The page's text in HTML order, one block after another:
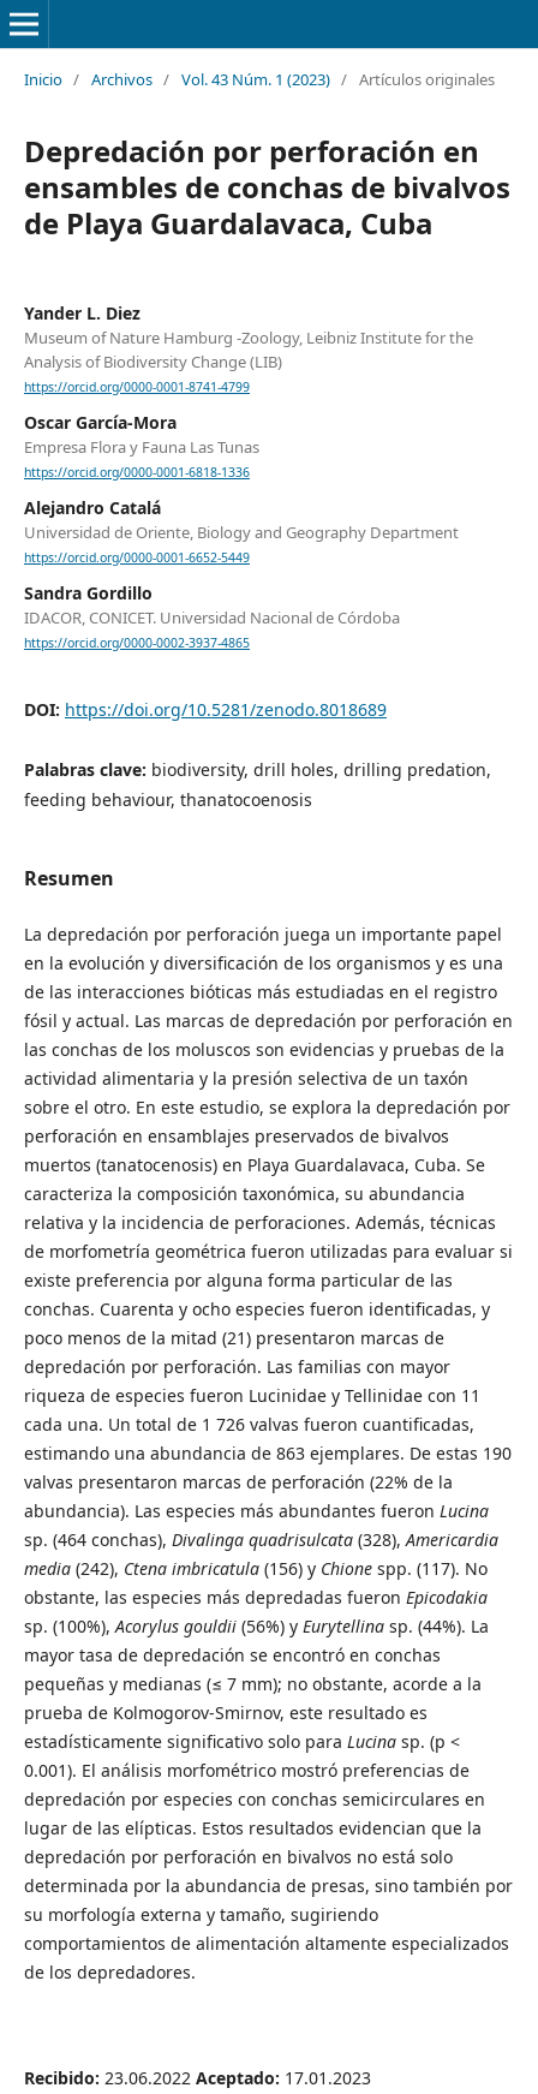
Inicio / Archivos / Vol. 43 Núm. 1 (2023) / Artículos originales
Depredación por perforación en
ensambles de conchas de bivalvos
de Playa Guardalavaca, Cuba
Yander L. Diez
Museum of Nature Hamburg -Zoology, Leibniz Institute for the
Analysis of Biodiversity Change (LIB)
https://orcid.org/0000-0001-8741-4799
Oscar García-Mora
Empresa Flora y Fauna Las Tunas
https://orcid.org/0000-0001-6818-1336
Alejandro Catalá
Universidad de Oriente, Biology and Geography Department
https://orcid.org/0000-0001-6652-5449
Sandra Gordillo
IDACOR, CONICET. Universidad Nacional de Córdoba
https://orcid.org/0000-0002-3937-4865
DOI: https://doi.org/10.5281/zenodo.8018689
Palabras clave: biodiversity, drill holes, drilling predation,
feeding behaviour, thanatocoenosis
Resumen
La depredación por perforación juega un importante papel
en la evolución y diversificación de los organismos y es una
de las interacciones bióticas más estudiadas en el registro
fósil y actual. Las marcas de depredación por perforación en
las conchas de los moluscos son evidencias y pruebas de la
actividad alimentaria y la presión selectiva de un taxón
sobre el otro. En este estudio, se explora la depredación por
perforación en ensamblajes preservados de bivalvos
muertos (tanatocenosis) en Playa Guardalavaca, Cuba. Se
caracteriza la composición taxonómica, su abundancia
relativa y la incidencia de perforaciones. Además, técnicas
de morfometría geométrica fueron utilizadas para evaluar si
existe preferencia por alguna forma particular de las
conchas. Cuarenta y ocho especies fueron identificadas, y
poco menos de la mitad (21) presentaron marcas de
depredación por perforación. Las familias con mayor
riqueza de especies fueron Lucinidae y Tellinidae con 11
cada una. Un total de 1 726 valvas fueron cuantificadas,
estimando una abundancia de 863 ejemplares. De estas 190
valvas presentaron marcas de perforación (22% de la
abundancia). Las especies más abundantes fueron Lucina
sp. (464 conchas), Divalinga quadrisulcata(328), Americardia
media(242), Ctena imbricatula(156) y Chionespp. (117). No
obstante, las especies más depredadas fueron Epicodakia
sp. (100%), Acorylus gouldii(56%) y Eurytellinasp. (44%). La
mayor tasa de depredación se encontró en conchas
pequeñas y medianas (≤ 7 mm); no obstante, acorde a la
prueba de Kolmogorov-Smirnov, este resultado es
estadísticamente significativo solo para Lucinasp. (p <
0.001). El análisis morfométrico mostró preferencias de
depredación por especies con conchas semicirculares en
lugar de las elípticas. Estos resultados evidencian que la
depredación por perforación en bivalvos no está solo
determinada por la abundancia de presas, sino también por
su morfología externa y tamaño, sugiriendo
comportamientos de alimentación altamente especializados
de los depredadores.
Recibido: 23.06.2022 Aceptado: 17.01.2023